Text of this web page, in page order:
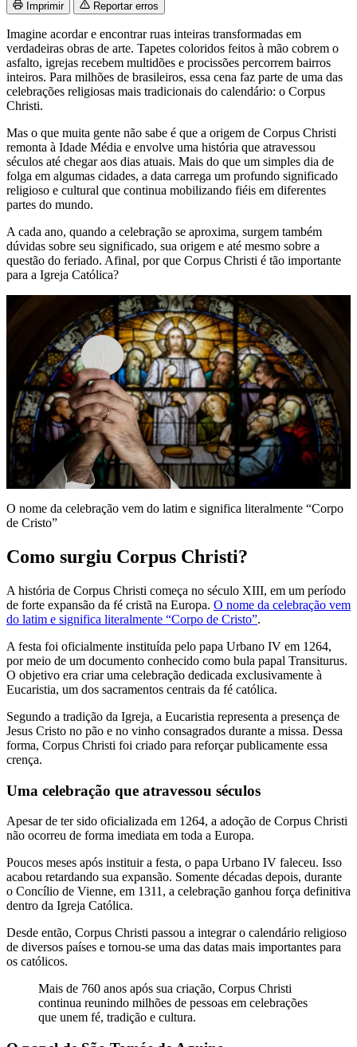
Imprimir Reportar erros
Imagine acordar e encontrar ruas inteiras transformadas em
verdadeiras obras de arte. Tapetes coloridos feitos à mão cobrem o
asfalto, igrejas recebem multidões e procissões percorrem bairros
inteiros. Para milhões de brasileiros, essa cena faz parte de uma das
celebrações religiosas mais tradicionais do calendário: o Corpus
Christi.
Mas o que muita gente não sabe é que a origem de Corpus Christi
remonta à Idade Média e envolve uma história que atravessou
séculos até chegar aos dias atuais. Mais do que um simples dia de
folga em algumas cidades, a data carrega um profundo significado
religioso e cultural que continua mobilizando fiéis em diferentes
partes do mundo.
A cada ano, quando a celebração se aproxima, surgem também
dúvidas sobre seu significado, sua origem e até mesmo sobre a
questão do feriado. Afinal, por que Corpus Christi é tão importante
para a Igreja Católica?
O nome da celebração vem do latim e significa literalmente “Corpo
de Cristo”
Como surgiu Corpus Christi?
A história de Corpus Christi começa no século XIII, em um período
de forte expansão da fé cristã na Europa. O nome da celebração vem
do latim e significa literalmente “Corpo de Cristo”.
A festa foi oficialmente instituída pelo papa Urbano IV em 1264,
por meio de um documento conhecido como bula papal Transiturus.
O objetivo era criar uma celebração dedicada exclusivamente à
Eucaristia, um dos sacramentos centrais da fé católica.
Segundo a tradição da Igreja, a Eucaristia representa a presença de
Jesus Cristo no pão e no vinho consagrados durante a missa. Dessa
forma, Corpus Christi foi criado para reforçar publicamente essa
crença.
Uma celebração que atravessou séculos
Apesar de ter sido oficializada em 1264, a adoção de Corpus Christi
não ocorreu de forma imediata em toda a Europa.
Poucos meses após instituir a festa, o papa Urbano IV faleceu. Isso
acabou retardando sua expansão. Somente décadas depois, durante
o Concílio de Vienne, em 1311, a celebração ganhou força definitiva
dentro da Igreja Católica.
Desde então, Corpus Christi passou a integrar o calendário religioso
de diversos países e tornou-se uma das datas mais importantes para
os católicos.
Mais de 760 anos após sua criação, Corpus Christi
continua reunindo milhões de pessoas em celebrações
que unem fé, tradição e cultura.